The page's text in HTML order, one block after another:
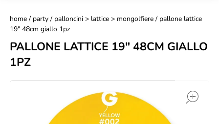
home / party / palloncini > lattice > mongolfiere / pallone lattice
19" 48cm giallo 1pz
PALLONE LATTICE 19" 48CM GIALLO
1PZ